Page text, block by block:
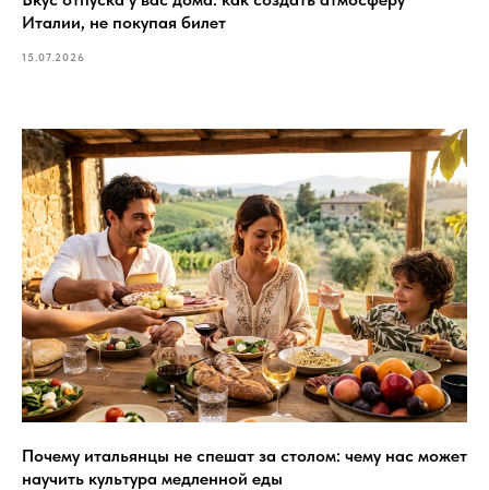
Италии, не покупая билет
15.07.2026
Почему итальянцы не спешат за столом: чему нас может
научить культура медленной еды